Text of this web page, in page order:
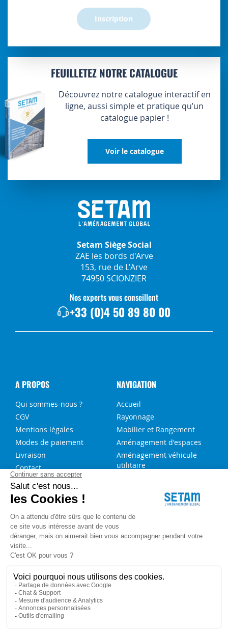
Inscription
FEUILLETEZ NOTRE CATALOGUE
Découvrez notre catalogue interactif en
ligne, aussi simple et pratique qu’un
catalogue papier !
Voir le catalogue
Setam Siège Social
ZAE les bords d'Arve
153, rue de L'Arve
74950 SCIONZIER
Nos experts vous conseillent
+33 (0)4 50 89 80 00
A PROPOS
Qui sommes-nous ?
CGV
Mentions légales
Modes de paiement
Livraison
Contact
NAVIGATION
Accueil
Rayonnage
Mobilier et Rangement
Aménagement d'espaces
Aménagement véhicule
utilitaire
NOS SERVICES
FAQ
Blog
Aide au choix rayonnage
Service de montage
Besoin d'aide ?